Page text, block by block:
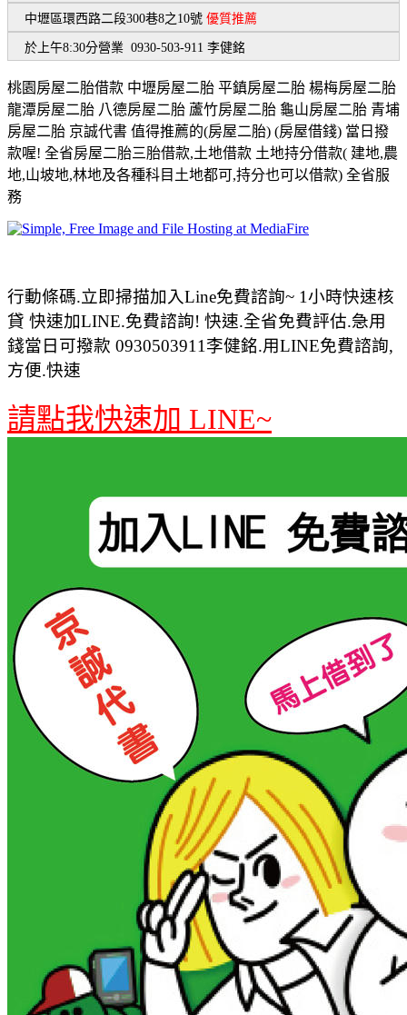
中壢區環西路二段300巷8之10號 優質推薦
於上午8:30分營業 0930-503-911 李健銘
桃園房屋二胎借款 中壢房屋二胎 平鎮房屋二胎 楊梅房屋二胎
龍潭房屋二胎 八德房屋二胎 蘆竹房屋二胎 龜山房屋二胎 青埔
房屋二胎 京誠代書 值得推薦的(房屋二胎) (房屋借錢) 當日撥
款喔! 全省房屋二胎三胎借款,土地借款 土地持分借款( 建地,農
地,山坡地,林地及各種科目土地都可,持分也可以借款) 全省服
務
行動條碼.立即掃描加入Line免費諮詢~ 1小時快速核
貸 快速加LINE.免費諮詢! 快速.全省免費評估.急用
錢當日可撥款 0930503911李健銘.用LINE免費諮詢,
方便.快速
請點我快速加 LINE~